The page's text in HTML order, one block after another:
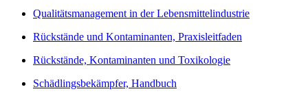
Qualitätsmanagement in der Lebensmittelindustrie
Rückstände und Kontaminanten, Praxisleitfaden
Rückstände, Kontaminanten und Toxikologie
Schädlingsbekämpfer, Handbuch